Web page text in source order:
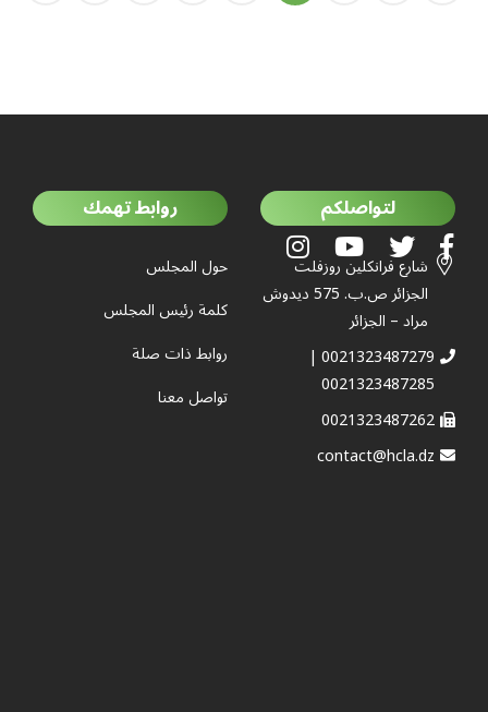
لتواصلكم
شارع فرانكلين روزفلت
الجزائر ص.ب. 575 ديدوش
مراد – الجزائر
0021323487279 |
0021323487285
0021323487262
contact@hcla.dz
روابط تهمك
حول المجلس
كلمة رئيس المجلس
روابط ذات صلة
تواصل معنا